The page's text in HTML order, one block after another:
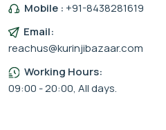
Mobile :+91-8438281619
Email:
reachus@kurinjibazaar.com
Working Hours:
09:00 - 20:00, All days.